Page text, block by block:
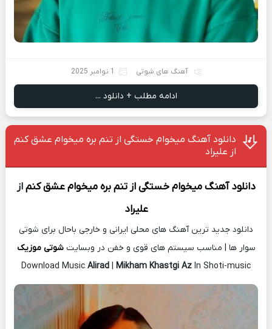
آهنگ های شوتی 1 نوامبر 2025
ادامه مطلب + دانلود ...
دانلود آهنگ میخوام خستگی از تنم بره میخوام عشق کنم
از علیراد
دانلود آهنگ میخوام خستگی از تنم بره میخوام عشق کنماز
علیراد
دانلود جدید ترین آهنگ های محلی ایرانی و خارجی باحال برای شوتی
سوار ها | مناسب سیستم های قوی و خفن در وبسایتشوتی موزیک
Download Music Alirad Mikham Khastgi Az In Shoti-music